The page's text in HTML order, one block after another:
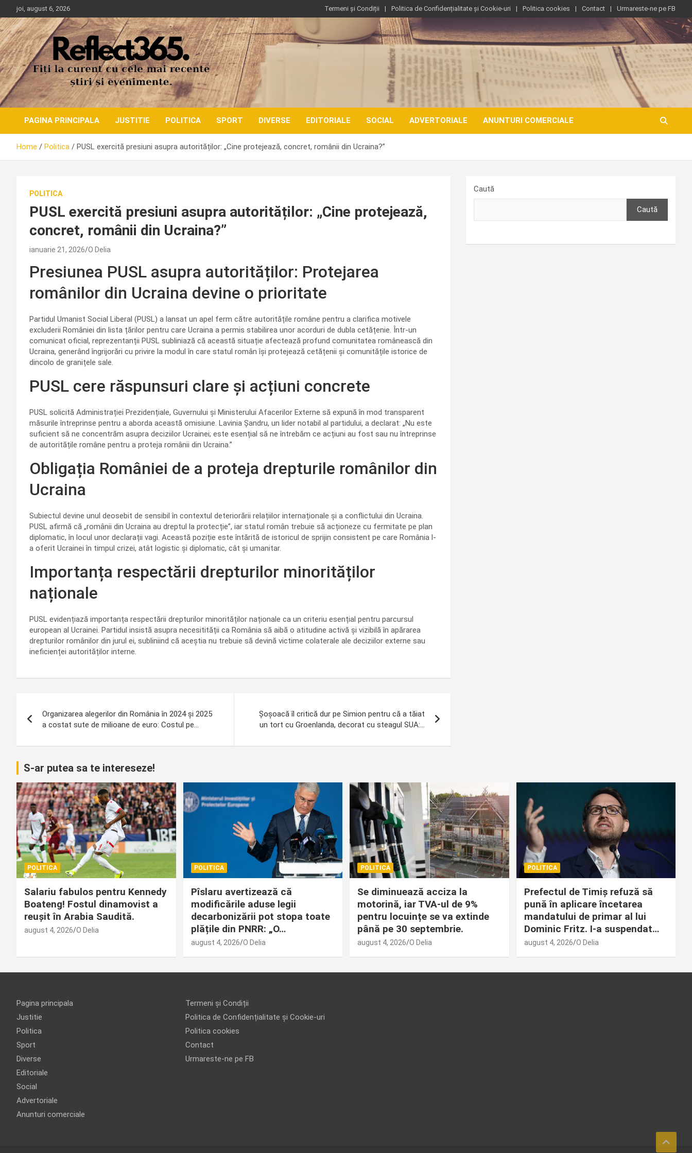
to
content
joi, august 6, 2026 Termeni și Condiții Politica de Confidențialitate și Cookie-uri Politica cookies Contact Urmareste-ne pe FB
PAGINA PRINCIPALA JUSTITIE POLITICA SPORT DIVERSE EDITORIALE SOCIAL ADVERTORIALE ANUNTURI COMERCIALE
Home Politica PUSL exercită presiuni asupra autorităților: „Cine protejează, concret, românii din Ucraina?”
POLITICA
PUSL exercită presiuni asupra autorităților: „Cine protejează,
concret, românii din Ucraina?”
ianuarie 21, 2026 O Delia
Presiunea PUSL asupra autorităților: Protejarea
românilor din Ucraina devine o prioritate
Partidul Umanist Social Liberal (PUSL) a lansat un apel ferm către autoritățile române pentru a clarifica motivele
excluderii României din lista țărilor pentru care Ucraina a permis stabilirea unor acorduri de dubla cetățenie. Într-un
comunicat oficial, reprezentanții PUSL subliniază că această situație afectează profund comunitatea românească din
Ucraina, generând îngrijorări cu privire la modul în care statul român își protejează cetățenii și comunitățile istorice de
dincolo de granițele sale.
PUSL cere răspunsuri clare și acțiuni concrete
PUSL solicită Administrației Prezidențiale, Guvernului și Ministerului Afacerilor Externe să expună în mod transparent
măsurile întreprinse pentru a aborda această omisiune. Lavinia Șandru, un lider notabil al partidului, a declarat: „Nu este
suficient să ne concentrăm asupra deciziilor Ucrainei; este esențial să ne întrebăm ce acțiuni au fost sau nu întreprinse
de autoritățile române pentru a proteja românii din Ucraina.”
Obligația României de a proteja drepturile românilor din
Ucraina
Subiectul devine unul deosebit de sensibil în contextul deteriorării relațiilor internaționale și a conflictului din Ucraina.
PUSL afirmă că „românii din Ucraina au dreptul la protecție”, iar statul român trebuie să acționeze cu fermitate pe plan
diplomatic, în locul unor declarații vagi. Această poziție este întărită de istoricul de sprijin consistent pe care România l-
a oferit Ucrainei în timpul crizei, atât logistic și diplomatic, cât și umanitar.
Importanța respectării drepturilor minorităților
naționale
PUSL evidențiază importanța respectării drepturilor minorităților naționale ca un criteriu esențial pentru parcursul
european al Ucrainei. Partidul insistă asupra necesitității ca România să aibă o atitudine activă și vizibilă în apărarea
drepturilor românilor din jurul ei, subliniind că aceștia nu trebuie să devină victime colaterale ale deciziilor externe sau
ineficienței autorităților interne.
în
articole
Organizarea alegerilor din România în 2024 și 2025
a costat sute de milioane de euro: Costul pe…
Șoșoacă îl critică dur pe Simion pentru că a tăiat
un tort cu Groenlanda, decorat cu steagul SUA:…
Caută
Caută
S-ar putea sa te intereseze!
POLITICA
Salariu fabulos pentru Kennedy
Boateng! Fostul dinamovist a
reușit în Arabia Saudită.
august 4, 2026 O Delia
POLITICA
Pîslaru avertizează că
modificările aduse legii
decarbonizării pot stopa toate
plățile din PNRR: „O…
august 4, 2026 O Delia
POLITICA
Se diminuează acciza la
motorină, iar TVA-ul de 9%
pentru locuințe se va extinde
până pe 30 septembrie.
august 4, 2026 O Delia
POLITICA
Prefectul de Timiș refuză să
pună în aplicare încetarea
mandatului de primar al lui
Dominic Fritz. I-a suspendat…
august 4, 2026 O Delia
Pagina principala
Justitie
Politica
Sport
Diverse
Editoriale
Social
Advertoriale
Anunturi comerciale
Termeni și Condiții
Politica de Confidențialitate și Cookie-uri
Politica cookies
Contact
Urmareste-ne pe FB